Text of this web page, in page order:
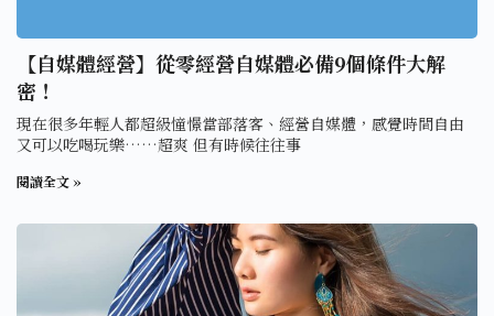
【自媒體經營】從零經營自媒體必備9個條件大解
密！
現在很多年輕人都超級憧憬當部落客、經營自媒體，感覺時間自由
又可以吃喝玩樂……超爽 但有時候往往事
閱讀全文 »